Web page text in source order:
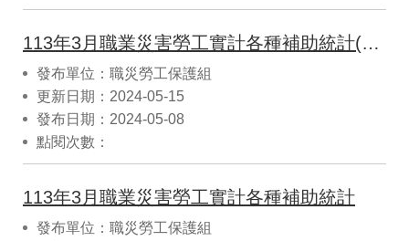
113年3月職業災害勞工實計各種補助統計(CSV)
發布單位：職災勞工保護組
更新日期：2024-05-15
發布日期：2024-05-08
點閱次數：
113年3月職業災害勞工實計各種補助統計
發布單位：職災勞工保護組